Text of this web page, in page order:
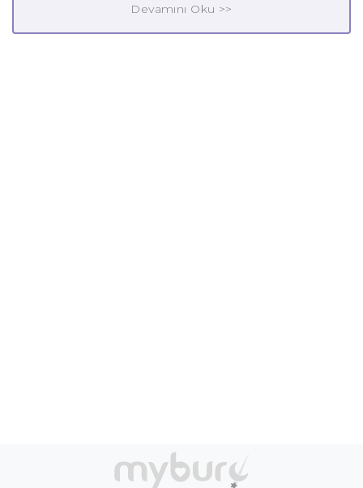
Devamını Oku >>